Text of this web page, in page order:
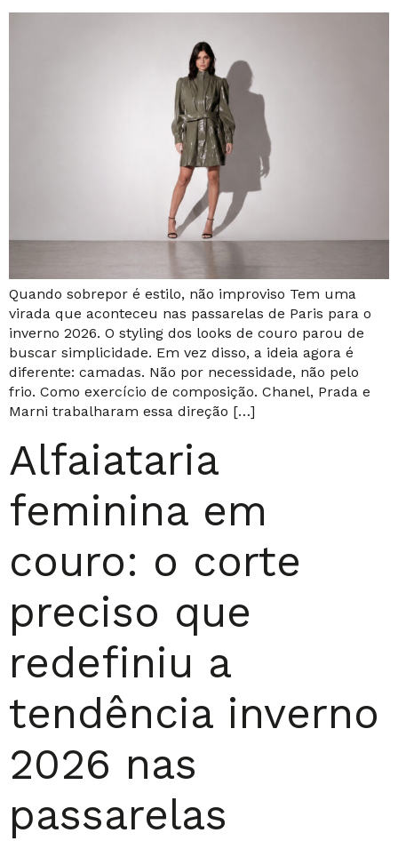
Quando sobrepor é estilo, não improviso Tem uma
virada que aconteceu nas passarelas de Paris para o
inverno 2026. O styling dos looks de couro parou de
buscar simplicidade. Em vez disso, a ideia agora é
diferente: camadas. Não por necessidade, não pelo
frio. Como exercício de composição. Chanel, Prada e
Marni trabalharam essa direção […]
Alfaiataria
feminina em
couro: o corte
preciso que
redefiniu a
tendência inverno
2026 nas
passarelas